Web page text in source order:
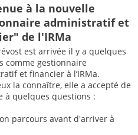
à la nouvelle
administratif et
de l'IRMa
est arrivée il y a quelques
comme gestionnaire
et financier à l’IRMa.
la connaître, elle a accepté de
à quelques questions :
parcours avant d'arriver à